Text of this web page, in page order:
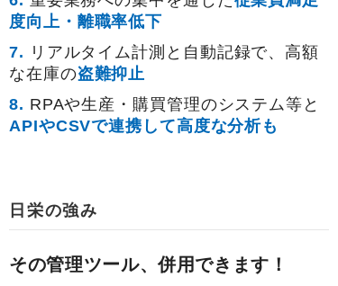
度向上・離職率低下
7. リアルタイム計測と自動記録で、高額
な在庫の盗難抑止
8. RPAや生産・購買管理のシステム等と
APIやCSVで連携して高度な分析も
日栄の強み
その管理ツール、併用できます！